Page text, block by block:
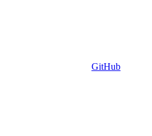
GitHub